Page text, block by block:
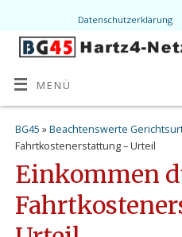
Datenschutzerklärung
MENÜ
BG45 »Beachtenswerte
Fahrtkostenerstattung – Urteil
Einkommen